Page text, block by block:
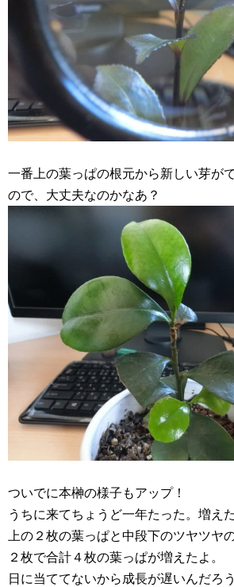
一番上の葉っぱの根元から新しい芽が
ので、大丈夫なのかなあ？
ついでに本榊の様子もアップ！
うちに来てちょうど一年たった。増え
上の２枚の葉っぱと中段下のツヤツヤ
２枚で合計４枚の葉っぱが増えたよ。
日に当ててないから成長が遅いんだろう